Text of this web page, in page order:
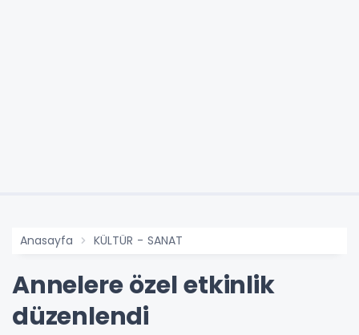
Anasayfa KÜLTÜR - SANAT
Annelere özel etkinlik
düzenlendi